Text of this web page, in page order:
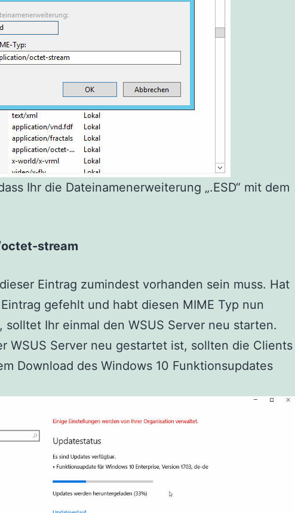
Ihr die Dateinamenerweiterung „.ESD“ mit dem
stream
Eintrag zumindest vorhanden sein muss. Hat
gefehlt und habt diesen MIME Typ nun
solltet Ihr einmal den WSUS Server neu starten.
WSUS Server neu gestartet ist, sollten die Clients
Download des Windows 10 Funktionsupdates